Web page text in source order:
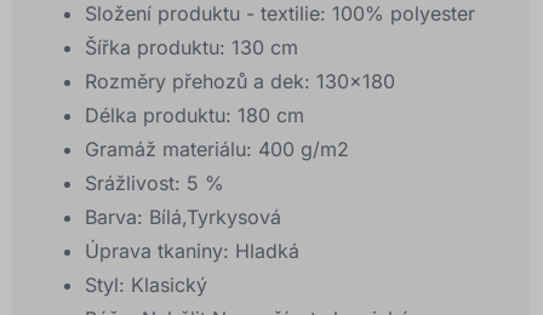
Složení produktu - textilie: 100% polyester
Šířka produktu: 130 cm
Rozměry přehozů a dek: 130x180
Délka produktu: 180 cm
Gramáž materiálu: 400 g/m2
Srážlivost: 5 %
Barva: Bílá,Tyrkysová
Úprava tkaniny: Hladká
Styl: Klasický